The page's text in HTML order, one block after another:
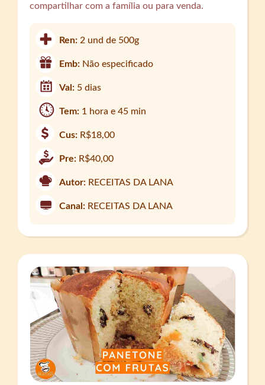
compartilhar com a família ou para venda.
Ren: 2 und de 500g
Emb: Não especificado
Val: 5 dias
Tem: 1 hora e 45 min
Cus: R$18,00
Pre: R$40,00
Autor: RECEITAS DA LANA
Canal: RECEITAS DA LANA